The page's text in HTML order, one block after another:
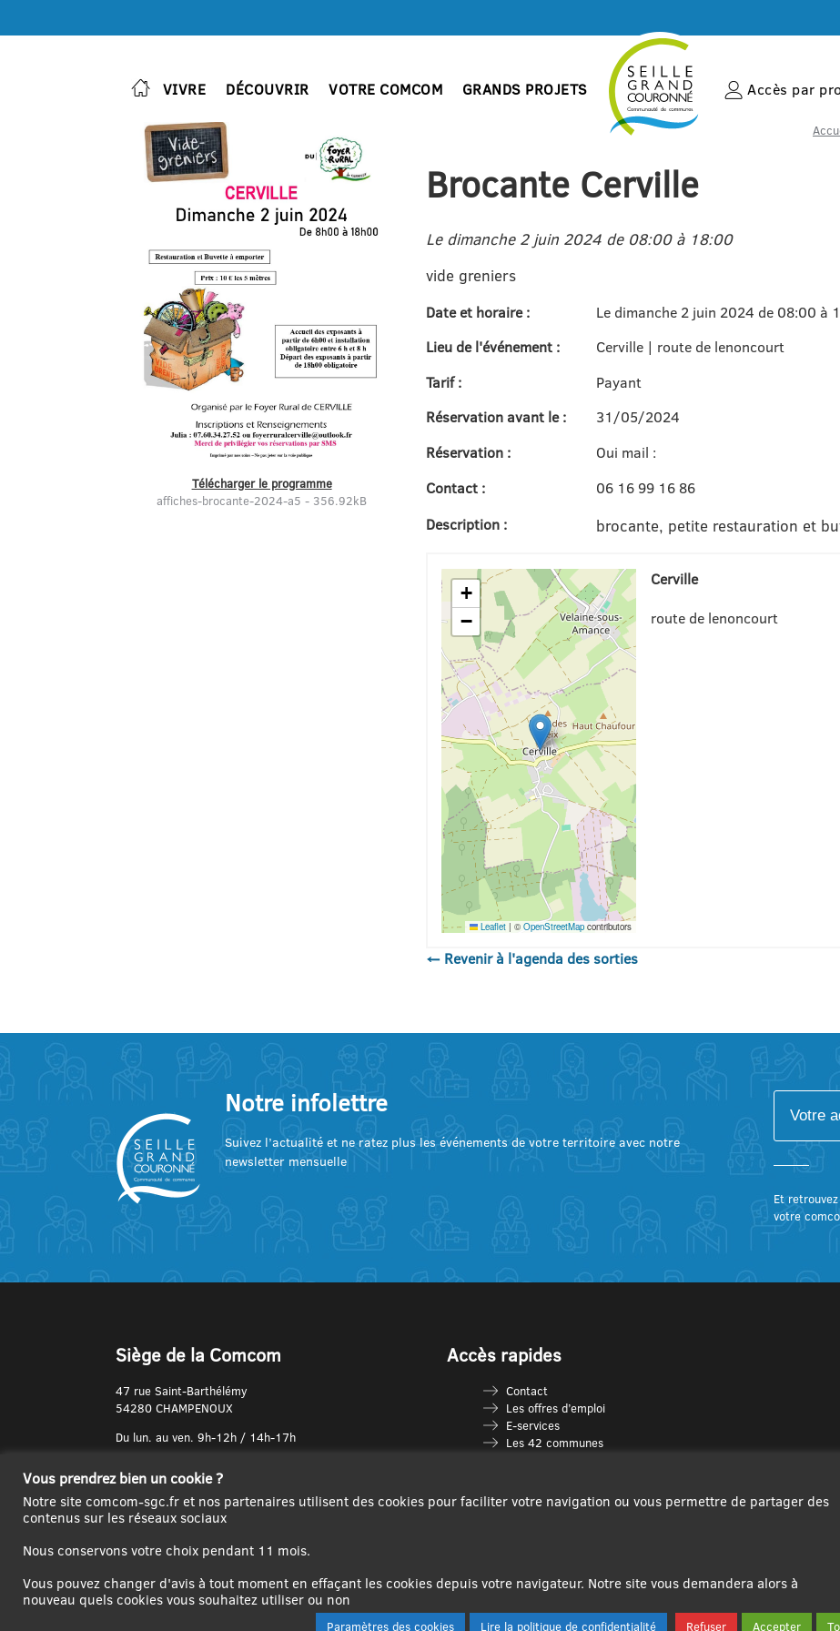
VIVRE DÉCOUVRIR VOTRE COMCOM GRANDS PROJETS Accès par
Télécharger le programme
affiches-brocante-2024-a5 - 356.92kB
Brocante Cerville
Le dimanche 2 juin 2024 de 08:00 à 18:00
vide greniers
Date et horaire :
Le dimanche 2 juin 2024 de 08:00 à
Lieu de l'événement :
Cerville | route de lenoncourt
Tarif :
Payant
Réservation avant le :
31/05/2024
Réservation :
Oui mail :
Contact :
06 16 99 16 86
Description :
brocante, petite restauration et
+
−
Leaflet | ©OpenStreetMap contributors
Cerville
route de lenoncourt
← Revenir à l'agenda des sorties
Notre infolettre
Suivez l’actualité et ne ratez plus les événements de votre territoire avec notre
newsletter mensuelle
Et
votre
Siège de la Comcom
47 rue Saint-Barthélémy
54280 CHAMPENOUX
Du lun. au ven. 9h-12h / 14h-17h
03 83 31 74 37
Accès rapides
Contact
Les offres d’emploi
E-services
Les 42 communes
Espace France Services
Les séniors
Vous prendrez bien un cookie ?
Notre site comcom-sgc.fr et nos partenaires utilisent des cookies pour faciliter votre navigation ou vous permettre de partager des
contenus sur les réseaux sociaux
Nous conservons votre choix pendant 11 mois.
Vous pouvez changer d'avis à tout moment en effaçant les cookies depuis votre navigateur. Notre site vous demandera alors à
nouveau quels cookies vous souhaitez utiliser ou non
Paramètres des cookies Lire la politique de confidentialité Refuser Accepter